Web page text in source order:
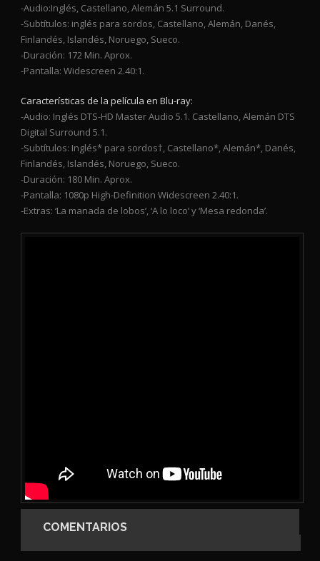
-Audio:Inglés, Castellano, Alemán 5.1 Surround.
-Subtítulos: inglés para sordos, Castellano, Alemán, Danés,
Finlandés, Islandés, Noruego, Sueco.
-Duración: 172 Min. Aprox.
-Pantalla: Widescreen 2.40:1.
Características de la película en Blu-ray:
-Audio: Inglés DTS-HD Master Audio 5.1. Castellano, Alemán DTS
Digital Surround 5.1.
-Subtítulos: Inglés* para sordos†, Castellano*, Alemán*, Danés,
Finlandés, Islandés, Noruego, Sueco.
-Duración: 180 Min. Aprox.
-Pantalla: 1080p High-Definition Widescreen 2.40:1.
-Extras: ‘La manada de lobos’, ‘A lo loco’ y ‘Mesa redonda’.
COMENTARIOS